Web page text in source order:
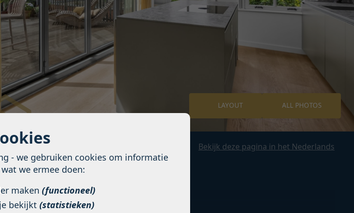
- we gebruiken cookies om informatie
we ermee doen:
maken (functioneel)
bekijkt (statistieken)
LAYOUT ALL PHOTOS
Bekijk deze pagina in het Nederlands